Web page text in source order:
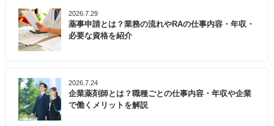
2026.7.29
薬事申請とは？業務の流れやRAの仕事内容・年収・
必要な資格を紹介
2026.7.24
企業薬剤師とは？職種ごとの仕事内容・年収や企業
で働くメリットを解説